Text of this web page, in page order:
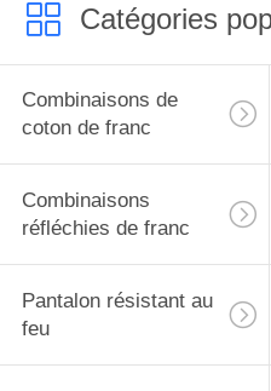
Catégories
Combinaisons de
coton de franc
Combinaisons
réfléchies de franc
Pantalon résistant au
feu